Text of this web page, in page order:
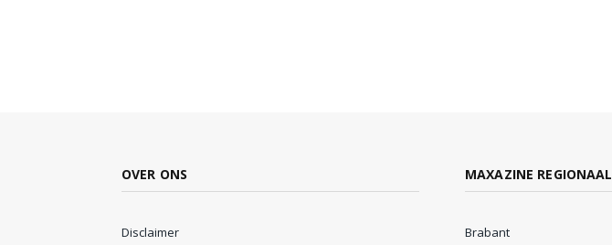
OVER ONS
Disclaimer
MAXAZINE REGIONAAL
Brabant